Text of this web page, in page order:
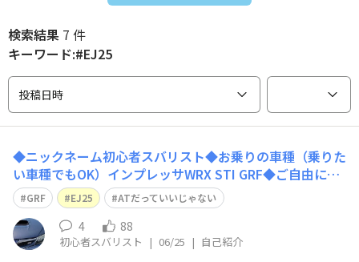
検索結果 7 件
キーワード:#EJ25
投稿日時
◆ニックネーム初心者スバリスト◆お乗りの車種（乗りた
い車種でもOK）インプレッサWRX STI GRF◆ご自由に自
己紹介をどうぞ！兄から譲り受けたレガシィB4にて無事
ボクサーに見せられ、色々あってオートマとはいえ自分が
まさかのインプレッサWRXに乗ることになるとは・・・
もし仮に乗り換えるなら多分つぎ
GRF EJ25 ATだっていいじゃない
4 88
初心者スバリスト | 06/25 | 自己紹介